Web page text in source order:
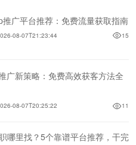
广平台推荐：免费流量获取指南
08-07T21:23:44 15
广新策略：免费高效获客方法全
08-07T20:25:22 11
哪里找？5个靠谱平台推荐，干完